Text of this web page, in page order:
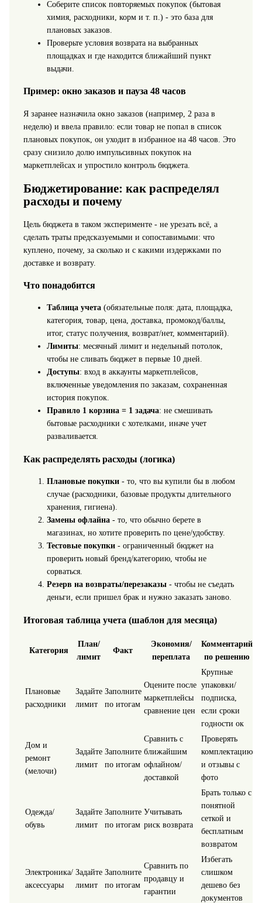
Соберите список повторяемых покупок (бытовая
химия, расходники, корм и т. п.) - это база для
плановых заказов.
Проверьте условия возврата на выбранных
площадках и где находится ближайший пункт
выдачи.
Пример: окно заказов и пауза 48 часов
Я заранее назначила окно заказов (например, 2 раза в
неделю) и ввела правило: если товар не попал в список
плановых покупок, он уходит в избранное на 48 часов. Это
сразу снизило долю импульсивных покупок на
маркетплейсах и упростило контроль бюджета.
Бюджетирование: как распределял
расходы и почему
Цель бюджета в таком эксперименте - не урезать всё, а
сделать траты предсказуемыми и сопоставимыми: что
куплено, почему, за сколько и с какими издержками по
доставке и возврату.
Что понадобится
Таблица учета(обязательные поля: дата, площадка,
категория, товар, цена, доставка, промокод/баллы,
итог, статус получения, возврат/нет, комментарий).
Лимиты: месячный лимит и недельный потолок,
чтобы не сливать бюджет в первые 10 дней.
Доступы: вход в аккаунты маркетплейсов,
включенные уведомления по заказам, сохраненная
история покупок.
Правило 1 корзина = 1 задача: не смешивать
бытовые расходники с хотелками, иначе учет
разваливается.
Как распределять расходы (логика)
Плановые покупки- то, что вы купили бы в любом
случае (расходники, базовые продукты длительного
хранения, гигиена).
Замены офлайна- то, что обычно берете в
магазинах, но хотите проверить по цене/удобству.
Тестовые покупки- ограниченный бюджет на
проверить новый бренд/категорию, чтобы не
сорваться.
Резерв на возвраты/перезаказы- чтобы не съедать
деньги, если пришел брак и нужно заказать заново.
Итоговая таблица учета (шаблон для месяца)
Категория
План/
лимит
Факт
Экономия/
переплата
Комментарий
по решению
Плановые
расходники
Задайте
лимит
Заполните
по итогам
Оцените после
маркетплейсы
сравнение цен
Крупные
упаковки/
подписка,
если сроки
годности ок
Дом и
ремонт
(мелочи)
Задайте
лимит
Заполните
по итогам
Сравнить с
ближайшим
офлайном/
доставкой
Проверять
комплектацию
и отзывы с
фото
Одежда/
обувь
Задайте
лимит
Заполните
по итогам
Учитывать
риск возврата
Брать только с
понятной
сеткой и
бесплатным
возвратом
Электроника/
аксессуары
Задайте
лимит
Заполните
по итогам
Сравнить по
продавцу и
гарантии
Избегать
слишком
дешево без
документов